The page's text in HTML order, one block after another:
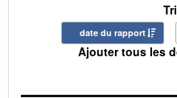
date du rapport
Ajouter tous les